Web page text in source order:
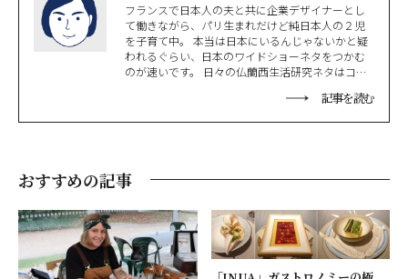
フランスで日本人の夫と共に企業デザイナーとし
て働きながら、パリ生まれだけど純日本人の２児
を子育て中。 本当は日本にいるんじゃないかと疑
われるぐらい、日本のワイドショーネタをつかむ
のが速いです。 日々の仏蘭西生活研究ネタはコチ
記事を読む
おすすめの記事